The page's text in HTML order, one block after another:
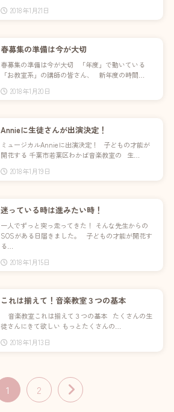
2018年1月21日
春募集の準備は今が大切
春募集の準備は今が大切 「年度」で動いている
「お教室系」の講師の皆さん、 新年度の時間…
2018年1月20日
Annieに生徒さんが出演決定！
ミュージカルAnnieに出演決定！ 子どもの才能が
開花する 千葉市若葉区わかば音楽教室の 生…
2018年1月19日
迷っている時は進みたい時！
一人でずっと突っ走ってきた！ そんな先生からの
SOSがある日届きました。 子どもの才能が開花す
る…
2018年1月15日
これは揃えて！音楽教室３つの基本
音楽教室これは揃えて３つの基本 たくさんの生
徒さんにきて欲しい もっとたくさんの…
2018年1月13日
1 2